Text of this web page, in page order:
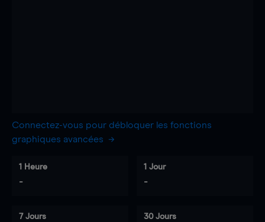
Connectez-vous pour débloquer les fonctions
graphiques avancées
1 Heure
-
1 Jour
-
7 Jours 30 Jours